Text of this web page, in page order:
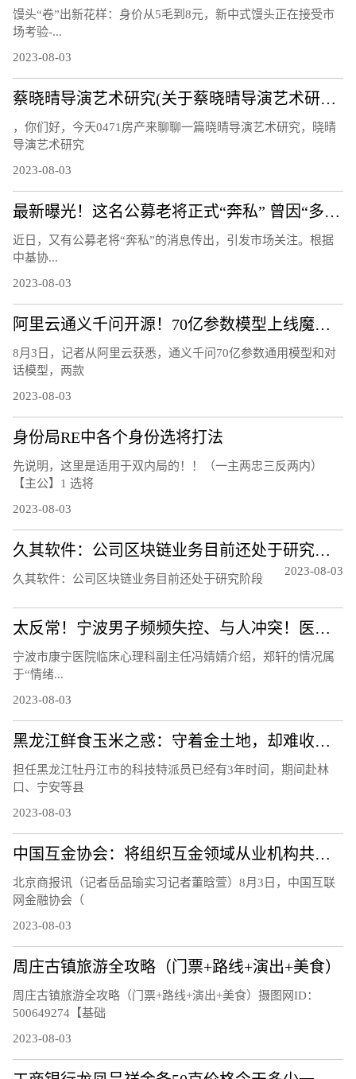
馒头“卷”出新花样：身价从5毛到8元，新中式馒头正在接受市
场考验-...
2023-08-03
蔡晓晴导演艺术研究(关于蔡晓晴导演艺术研究简述)
，你们好，今天0471房产来聊聊一篇晓晴导演艺术研究，晓晴
导演艺术研究
2023-08-03
最新曝光！这名公募老将正式“奔私” 曾因“多面手”受关注：同时管理指数、量化、主动基金
近日，又有公募老将“奔私”的消息传出，引发市场关注。根据
中基协...
2023-08-03
阿里云通义千问开源！70亿参数模型上线魔搭社区，免费可商用
8月3日，记者从阿里云获悉，通义千问70亿参数通用模型和对
话模型，两款
2023-08-03
身份局RE中各个身份选将打法
先说明，这里是适用于双内局的！！（一主两忠三反两内）
【主公】1 选将
2023-08-03
久其软件：公司区块链业务目前还处于研究阶段
久其软件：公司区块链业务目前还处于研究阶段
2023-08-03
太反常！宁波男子频频失控、与人冲突！医生：须重视！都是因为……
宁波市康宁医院临床心理科副主任冯婧婧介绍，郑轩的情况属
于“情绪...
2023-08-03
黑龙江鲜食玉米之惑：守着金土地，却难收获金豆豆？听听基层声音
担任黑龙江牡丹江市的科技特派员已经有3年时间，期间赴林
口、宁安等县
2023-08-03
中国互金协会：将组织互金领域从业机构共同应对黑灰产侵害
北京商报讯（记者岳品瑜实习记者董晗萱）8月3日，中国互联
网金融协会（
2023-08-03
周庄古镇旅游全攻略（门票+路线+演出+美食）
周庄古镇旅游全攻略（门票+路线+演出+美食）摄图网ID：
500649274【基础
2023-08-03